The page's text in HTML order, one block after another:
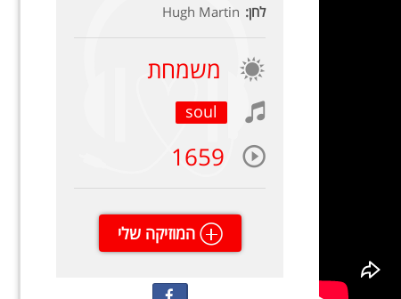
לחן: Hugh Martin
משמחת
soul
1659
המוזיקה שלי